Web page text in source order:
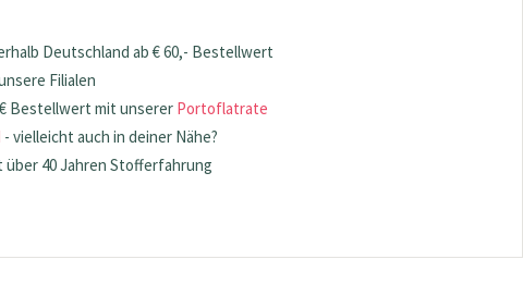
Deutschland ab € 60,- Bestellwert
Filialen
Bestellwert mit unserer Portoflatrate
- vielleicht auch in deiner Nähe?
über 40 Jahren Stofferfahrung